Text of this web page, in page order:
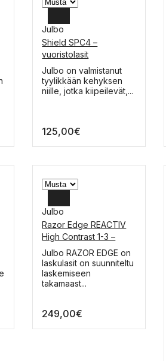
Julbo
Shield SPC4 –
vuoristolasit
Tällä
tuotteella
on
tehdä
Julbo on valmistanut
tyylikkään kehyksen
niille, jotka kiipeilevät,...
125,00€
Julbo
Razor Edge REACTIV
High Contrast 1-3 –
laskettelulasit
Tällä
tuotteella
on
useampi
tehdä
Julbo RAZOR EDGE on
laskulasit on suunniteltu
laskemiseen
takamaast...
249,00€